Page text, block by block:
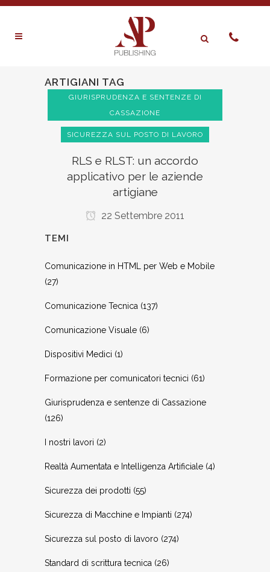
ARTIGIANI TAG
GIURISPRUDENZA E SENTENZE DI
CASSAZIONE
SICUREZZA SUL POSTO DI LAVORO
RLS e RLST: un accordo
applicativo per le aziende
artigiane
22 Settembre 2011
TEMI
Comunicazione in HTML per Web e Mobile
(27)
Comunicazione Tecnica (137)
Comunicazione Visuale (6)
Dispositivi Medici (1)
Formazione per comunicatori tecnici (61)
Giurisprudenza e sentenze di Cassazione
(126)
I nostri lavori (2)
Realtà Aumentata e Intelligenza Artificiale (4)
Sicurezza dei prodotti (55)
Sicurezza di Macchine e Impianti (274)
Sicurezza sul posto di lavoro (274)
Standard di scrittura tecnica (26)